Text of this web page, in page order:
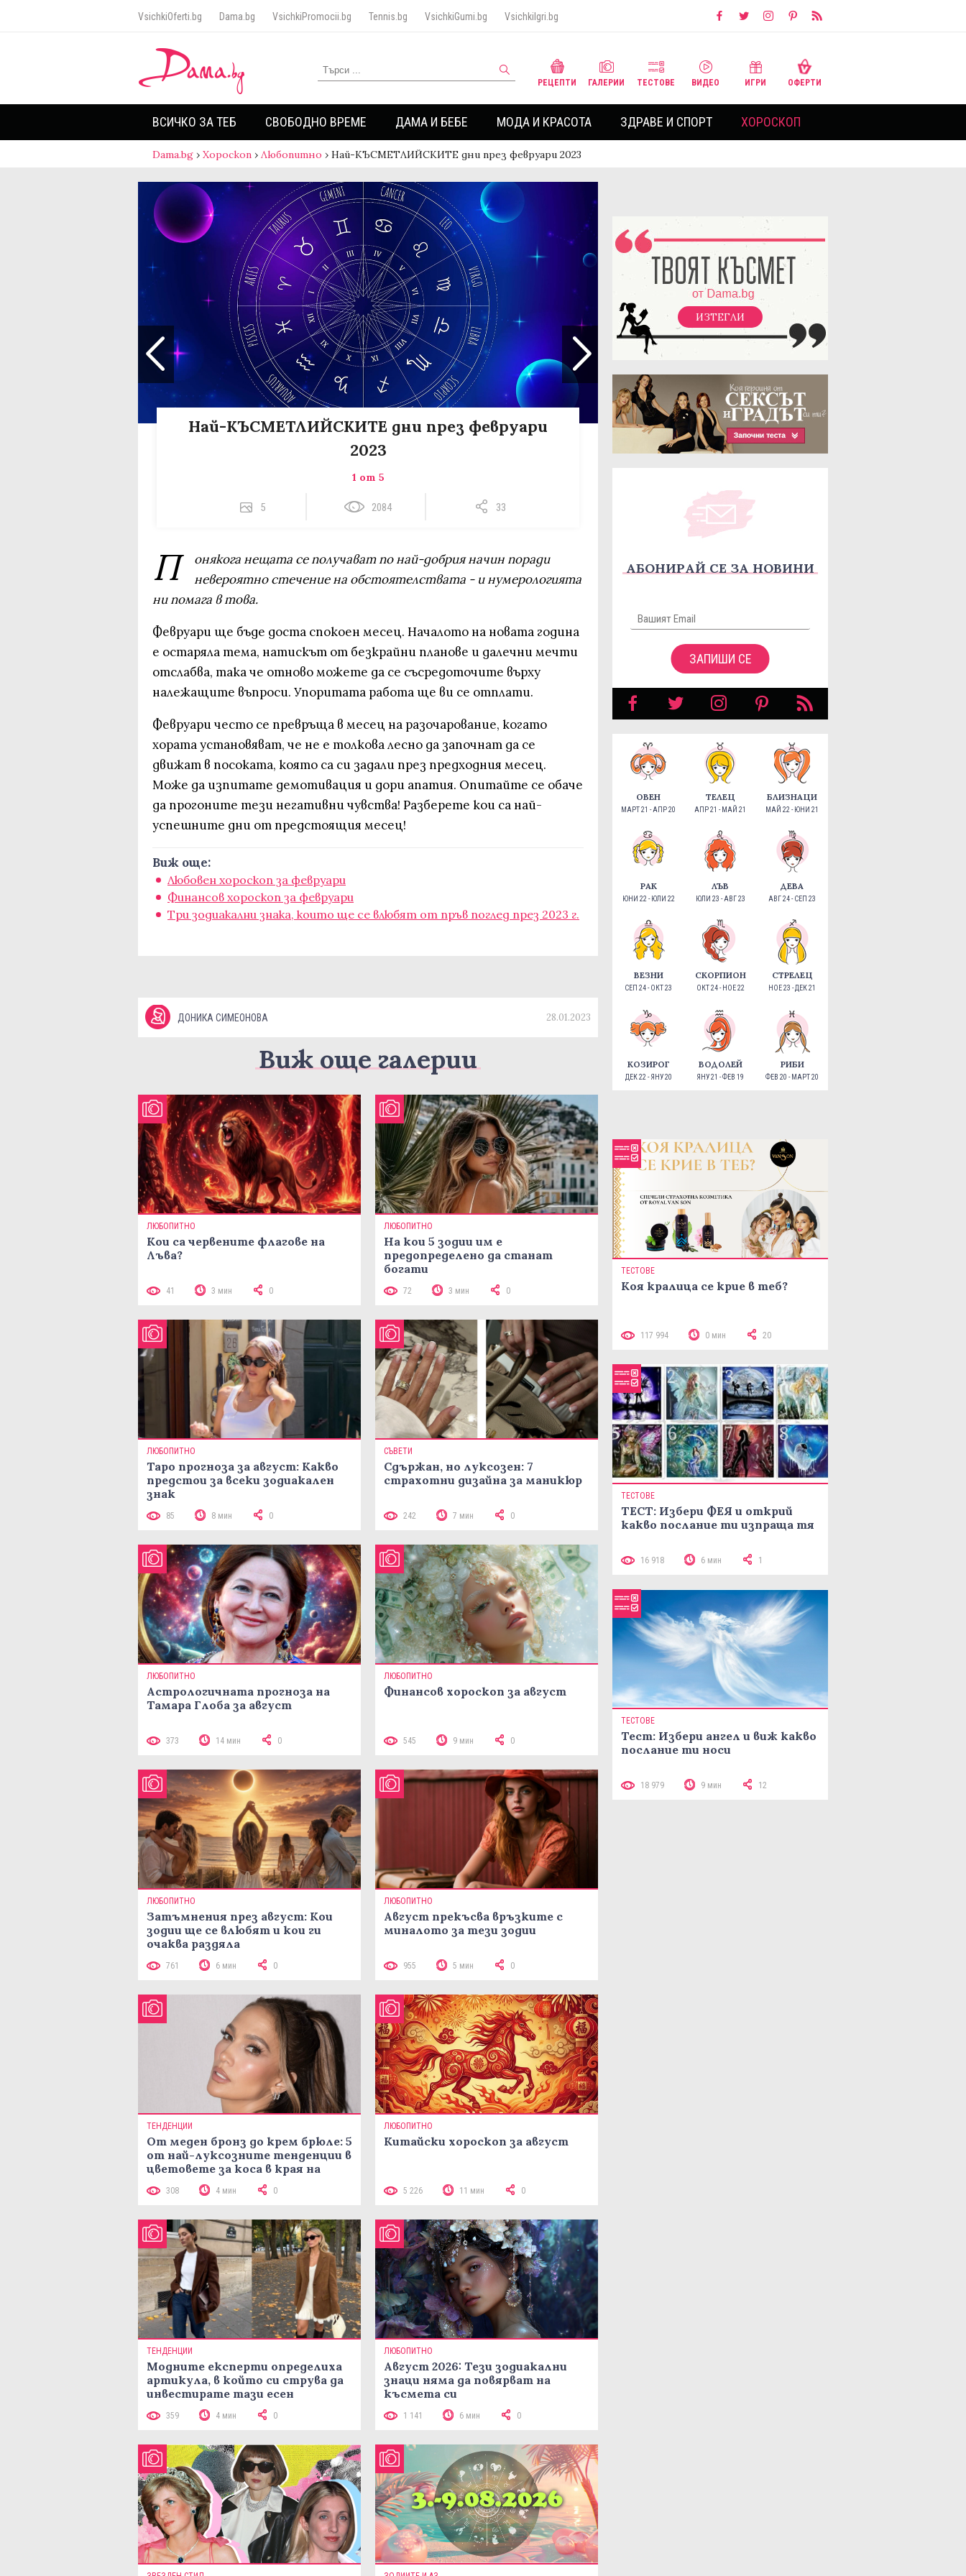
VsichkiOferti.bg Dama.bg VsichkiPromocii.bg Tennis.bg VsichkiGumi.bg VsichkiIgri.bg
РЕЦЕПТИ ГАЛЕРИИ ТЕСТОВЕ ВИДЕО ИГРИ ОФЕРТИ
ВСИЧКО ЗА ТЕБ СВОБОДНО ВРЕМЕ ДАМА И БЕБЕ МОДА И КРАСОТА ЗДРАВЕ И СПОРТ ХОРОСКОП
Dama.bg › Хороскоп › Любопитно › Най-КЪСМЕТЛИЙСКИТЕ дни през февруари 2023
Най-КЪСМЕТЛИЙСКИТЕ дни през февруари
2023
1 от 5
5 2084 33
П
онякога нещата се получават по най-добрия начин поради
невероятно стечение на обстоятелствата - и нумерологията
ни помага в това.
Февруари ще бъде доста спокоен месец. Началото на новата година
е остаряла тема, натискът от безкрайни планове и далечни мечти
отслабва, така че отново можете да се съсредоточите върху
належащите въпроси. Упоритата работа ще ви се отплати.
Февруари често се превръща в месец на разочарование, когато
хората установяват, че не е толкова лесно да започнат да се
движат в посоката, която са си задали през предходния месец.
Може да изпитате демотивация и дори апатия. Опитайте се обаче
да прогоните тези негативни чувства! Разберете кои са най-
успешните дни от предстоящия месец!
Виж още:
Любовен хороскоп за февруари
Финансов хороскоп за февруари
Три зодиакални знака, които ще се влюбят от пръв поглед през 2023 г.
ДОНИКА СИМЕОНОВА 28.01.2023
Виж още галерии
ЛЮБОПИТНО
Кои са червените флагове на
Лъва?
41 3 мин 0
ЛЮБОПИТНО
На кои 5 зодии им е
предопределено да станат
богати
72 3 мин 0
ЛЮБОПИТНО
Таро прогноза за август: Какво
предстои за всеки зодиакален
знак
85 8 мин 0
СЪВЕТИ
Сдържан, но луксозен: 7
страхотни дизайна за маникюр
242 7 мин 0
ЛЮБОПИТНО
Астрологичната прогноза на
Тамара Глоба за август
373 14 мин 0
ЛЮБОПИТНО
Финансов хороскоп за август
545 9 мин 0
ЛЮБОПИТНО
Затъмнения през август: Кои
зодии ще се влюбят и кои ги
очаква раздяла
761 6 мин 0
ЛЮБОПИТНО
Август прекъсва връзките с
миналото за тези зодии
955 5 мин 0
ТЕНДЕНЦИИ
От меден бронз до крем брюле: 5
от най-луксозните тенденции в
цветовете за коса в края на
308 4 мин 0
ЛЮБОПИТНО
Китайски хороскоп за август
5 226 11 мин 0
ТЕНДЕНЦИИ
Модните експерти определиха
артикула, в който си струва да
инвестирате тази есен
359 4 мин 0
ЛЮБОПИТНО
Август 2026: Тези зодиакални
знаци няма да повярват на
късмета си
1 141 6 мин 0
ИЗТЕГЛИ
АБОНИРАЙ СЕ ЗА НОВИНИ
ЗАПИШИ СЕ
ОВЕН
МАРТ 21 - АПР 20
ТЕЛЕЦ
АПР 21 - МАЙ 21
БЛИЗНАЦИ
МАЙ 22 - ЮНИ 21
РАК
ЮНИ 22 - ЮЛИ 22
ЛЪВ
ЮЛИ 23 - АВГ 23
ДЕВА
АВГ 24 - СЕП 23
ВЕЗНИ
СЕП 24 - ОКТ 23
СКОРПИОН
ОКТ 24 - НОЕ 22
СТРЕЛЕЦ
НОЕ 23 - ДЕК 21
КОЗИРОГ
ДЕК 22 - ЯНУ 20
ВОДОЛЕЙ
ЯНУ 21 - ФЕВ 19
РИБИ
ФЕВ 20 - МАРТ 20
ТЕСТОВЕ
Коя кралица се крие в теб?
117 994 0 мин 20
ТЕСТОВЕ
ТЕСТ: Избери ФЕЯ и открий
какво послание ти изпраща тя
16 918 6 мин 1
ТЕСТОВЕ
Тест: Избери ангел и виж какво
послание ти носи
18 979 9 мин 12